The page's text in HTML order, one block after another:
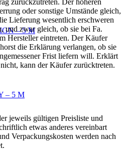
– 5 M
– 5 M
oder sonstige Umstände gleich,
Lieferung wesentlich erschweren
und zwar gleich, ob sie bei Fa.
Herstellereintreten. Der Käufer
die Erklärung verlangen, ob sie
Frist liefern will. Erklärt
kann der Käufer zurücktreten.
jeweils gültigen Preisliste und
etwas anderes vereinbart
Verpackungskosten werden nach